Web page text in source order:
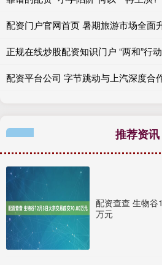
正规在线炒股配资知识门户 “两和”行
推荐资讯
配资查查 生物谷
万元